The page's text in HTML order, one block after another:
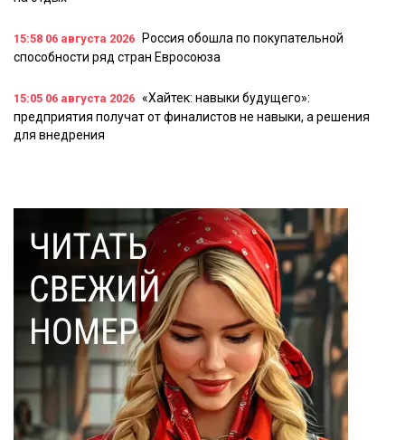
15:58 06 августа 2026
Россия обошла по покупательной
способности ряд стран Евросоюза
15:05 06 августа 2026 «Хайтек: навыки будущего»:
предприятия получат от финалистов не навыки, а решения
для внедрения